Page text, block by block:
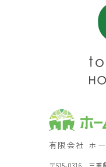
有限会社 ホ
〒515-0316 三重